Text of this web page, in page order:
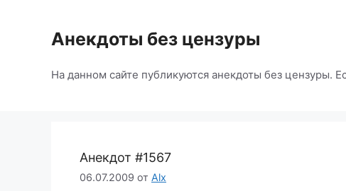
содержимомуАнекдоты без цензуры
На данном сайте публикуются анекдоты без цензуры.
Анекдот #1567
06.07.2009 от Alx